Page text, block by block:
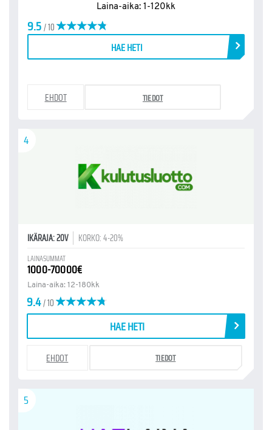
Laina-aika: 1-120kk
9.5/ 10
EHDOT TIEDOT
HAE HETI
4
IKÄRAJA: 20V KORKO: 4-20%
LAINASUMMAT
1000-70000€
Laina-aika: 12-180kk
9.4/ 10
HAE HETI
EHDOT TIEDOT
5